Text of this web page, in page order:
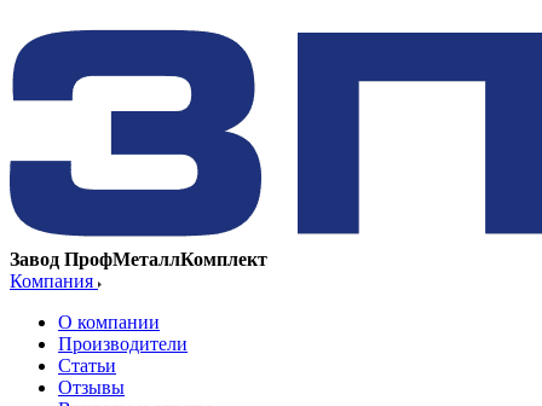
Завод ПрофМеталлКомплект
Компания
О компании
Производители
Статьи
Отзывы